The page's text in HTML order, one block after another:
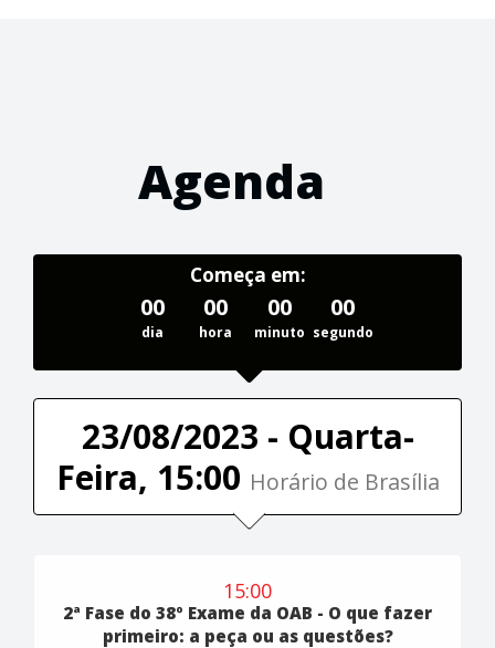
Agenda
Começa em:
00
dia
00
hora
00
minuto
00
segundo
23/08/2023 - Quarta-
Feira, 15:00 Horário de Brasília
15:00
2ª Fase do 38º Exame da OAB - O que fazer
primeiro: a peça ou as questões?